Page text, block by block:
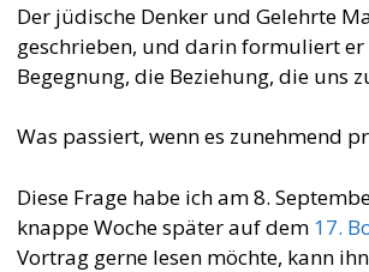
Der jüdische Denker und Gelehrte
geschrieben, und darin formuliert er
Begegnung, die Beziehung, die uns
Was passiert, wenn es zunehmend
Diese Frage habe ich am 8.
knappe Woche später auf dem 17.
Vortrag gerne lesen möchte, kann ihn